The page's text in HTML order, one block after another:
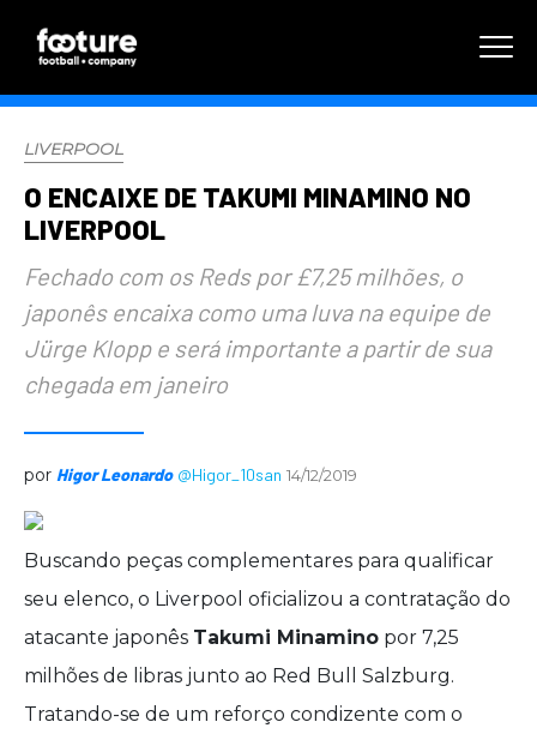
LIVERPOOL
O ENCAIXE DE TAKUMI MINAMINO NO
LIVERPOOL
Fechado com os Reds por £7,25 milhões, o
japonês encaixa como uma luva na equipe de
Jürge Klopp e será importante a partir de sua
chegada em janeiro
por Higor Leonardo @Higor_10san 14/12/2019
Buscando peças complementares para qualificar
seu elenco, o Liverpool oficializou a contratação do
atacante japonês Takumi Minamino por 7,25
milhões de libras junto ao Red Bull Salzburg.
Tratando-se de um reforço condizente com o